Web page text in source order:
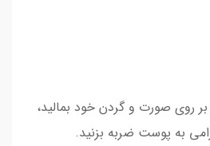
روی صورت و گردن خود بمالید،
به پوست ضربه بزنید.